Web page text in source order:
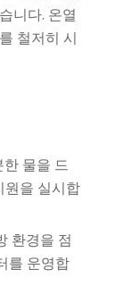
니다. 온열
철저히 시
물을 드
원을 실시합
환경을 점
를 운영합